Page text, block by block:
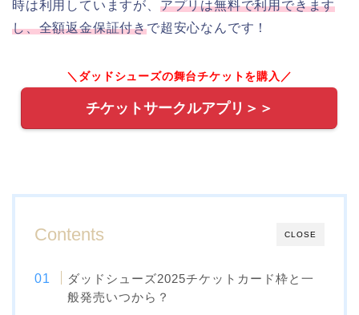
時は利用していますが、 アプリは無料で利用できます
し、全額返金保証付きで超安心なんです！
＼ダッドシューズの舞台チケットを購入／
チケットサークルアプリ＞＞
CLOSE
Contents
ダッドシューズ2025チケットカード枠と一
般発売いつから？